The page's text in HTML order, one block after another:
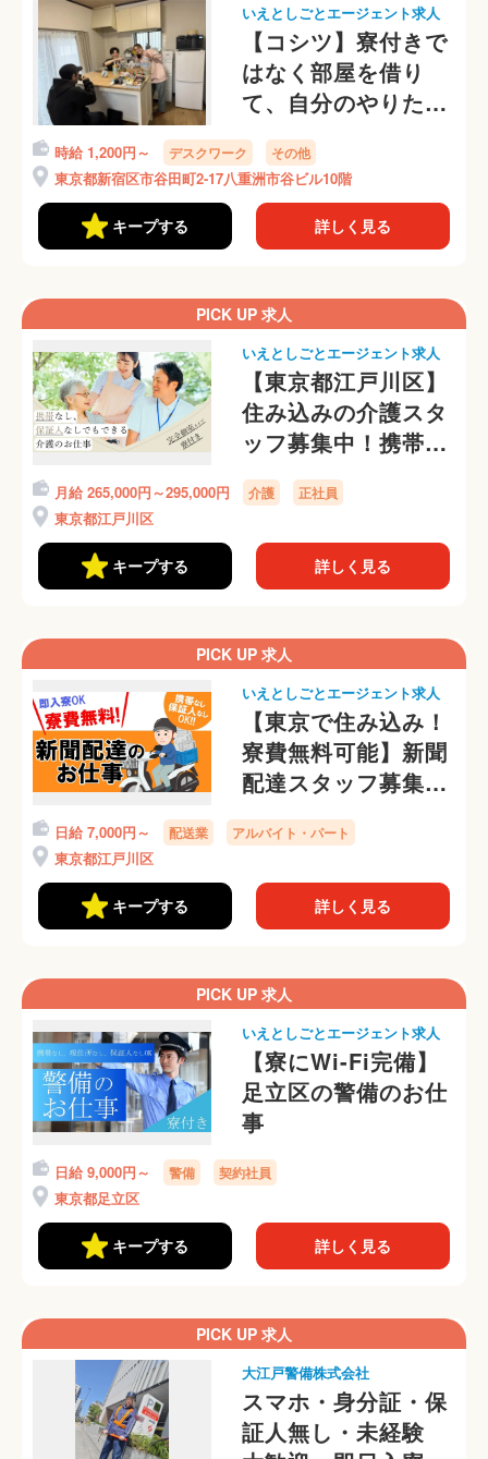
いえとしごとエージェント求人
【コシツ】寮付きで
はなく部屋を借り
て、自分のやりたい
仕事に就きません
か？
時給 1,200円～ デスクワーク その他
東京都新宿区市谷田町2-17八重洲市谷ビル10階
キープする 詳しく見る
PICK UP 求人
いえとしごとエージェント求人
【東京都江戸川区】
住み込みの介護スタ
ッフ募集中！携帯な
しOKです
月給 265,000円～295,000円 介護 正社員
東京都江戸川区
キープする 詳しく見る
PICK UP 求人
いえとしごとエージェント求人
【東京で住み込み！
寮費無料可能】新聞
配達スタッフ募集
中！携帯番号なし
OKです
日給 7,000円～ 配送業 アルバイト・パート
東京都江戸川区
キープする 詳しく見る
PICK UP 求人
いえとしごとエージェント求人
【寮にWi-Fi完備】
足立区の警備のお仕
事
日給 9,000円～ 警備 契約社員
東京都足立区
キープする 詳しく見る
PICK UP 求人
大江戸警備株式会社
スマホ・身分証・保
証人無し・未経験